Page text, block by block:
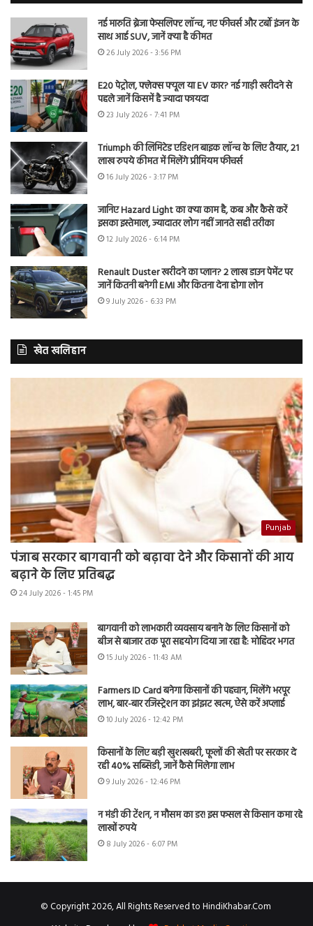
नई मारुति ब्रेजा फेसलिफ्ट लॉन्च, नए फीचर्स और टर्बो इंजन के
साथ आई SUV, जानें क्या है कीमत
26 July 2026 - 3:56 PM
E20 पेट्रोल, फ्लेक्स फ्यूल या EV कार? नई गाड़ी खरीदने से
पहले जानें किसमें है ज्यादा फायदा
23 July 2026 - 7:41 PM
Triumph की लिमिटेड एडिशन बाइक लॉन्च के लिए तैयार, 21
लाख रुपये कीमत में मिलेंगे प्रीमियम फीचर्स
16 July 2026 - 3:17 PM
जानिए Hazard Light का क्या काम है, कब और कैसे करें
इसका इस्तेमाल, ज्यादातर लोग नहीं जानते सही तरीका
12 July 2026 - 6:14 PM
Renault Duster खरीदने का प्लान? 2 लाख डाउन पेमेंट पर
जानें कितनी बनेगी EMI और कितना देना होगा लोन
9 July 2026 - 6:33 PM
खेत खलिहान
Punjab
पंजाब सरकार बागवानी को बढ़ावा देने और किसानों की आय
बढ़ाने के लिए प्रतिबद्ध
24 July 2026 - 1:45 PM
बागवानी को लाभकारी व्यवसाय बनाने के लिए किसानों को
बीज से बाजार तक पूरा सहयोग दिया जा रहा है: मोहिंदर भगत
15 July 2026 - 11:43 AM
Farmers ID Card बनेगा किसानों की पहचान, मिलेंगे भरपूर
लाभ, बार-बार रजिस्ट्रेशन का झंझट खत्म, ऐसे करें अप्लाई
10 July 2026 - 12:42 PM
किसानों के लिए बड़ी खुशखबरी, फूलों की खेती पर सरकार दे
रही 40% सब्सिडी, जानें कैसे मिलेगा लाभ
9 July 2026 - 12:46 PM
न मंडी की टेंशन, न मौसम का डर! इस फसल से किसान कमा रहे
लाखों रुपये
8 July 2026 - 6:07 PM
© Copyright 2026, All Rights Reserved to HindiKhabar.Com